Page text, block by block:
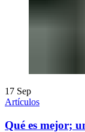
17 Sep
Artículos
Qué es mejor;